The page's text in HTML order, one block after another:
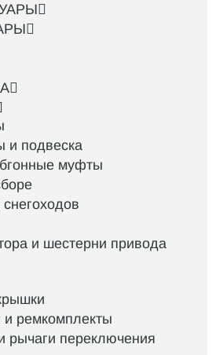
и подвеска
муфты
и шестерни привода
ремкомплекты
рычаги переключения